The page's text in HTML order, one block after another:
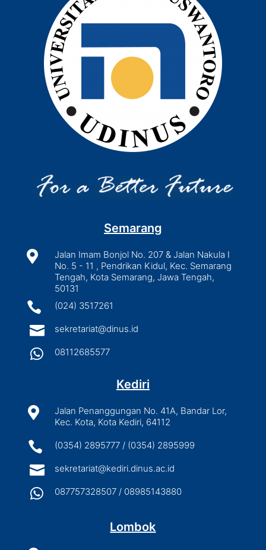
Semarang

Jalan Imam Bonjol No. 207 & Jalan Nakula I
No. 5 - 11 , Pendrikan Kidul, Kec. Semarang
Tengah, Kota Semarang, Jawa Tengah,
50131
 (024) 3517261
 sekretariat@dinus.id
 08112685577
Kediri

Jalan Penanggungan No. 41A, Bandar Lor,
Kec. Kota, Kota Kediri, 64112
 (0354) 2895777 / (0354) 2895999
 sekretariat@kediri.dinus.ac.id
 087757328507 / 08985143880
Lombok